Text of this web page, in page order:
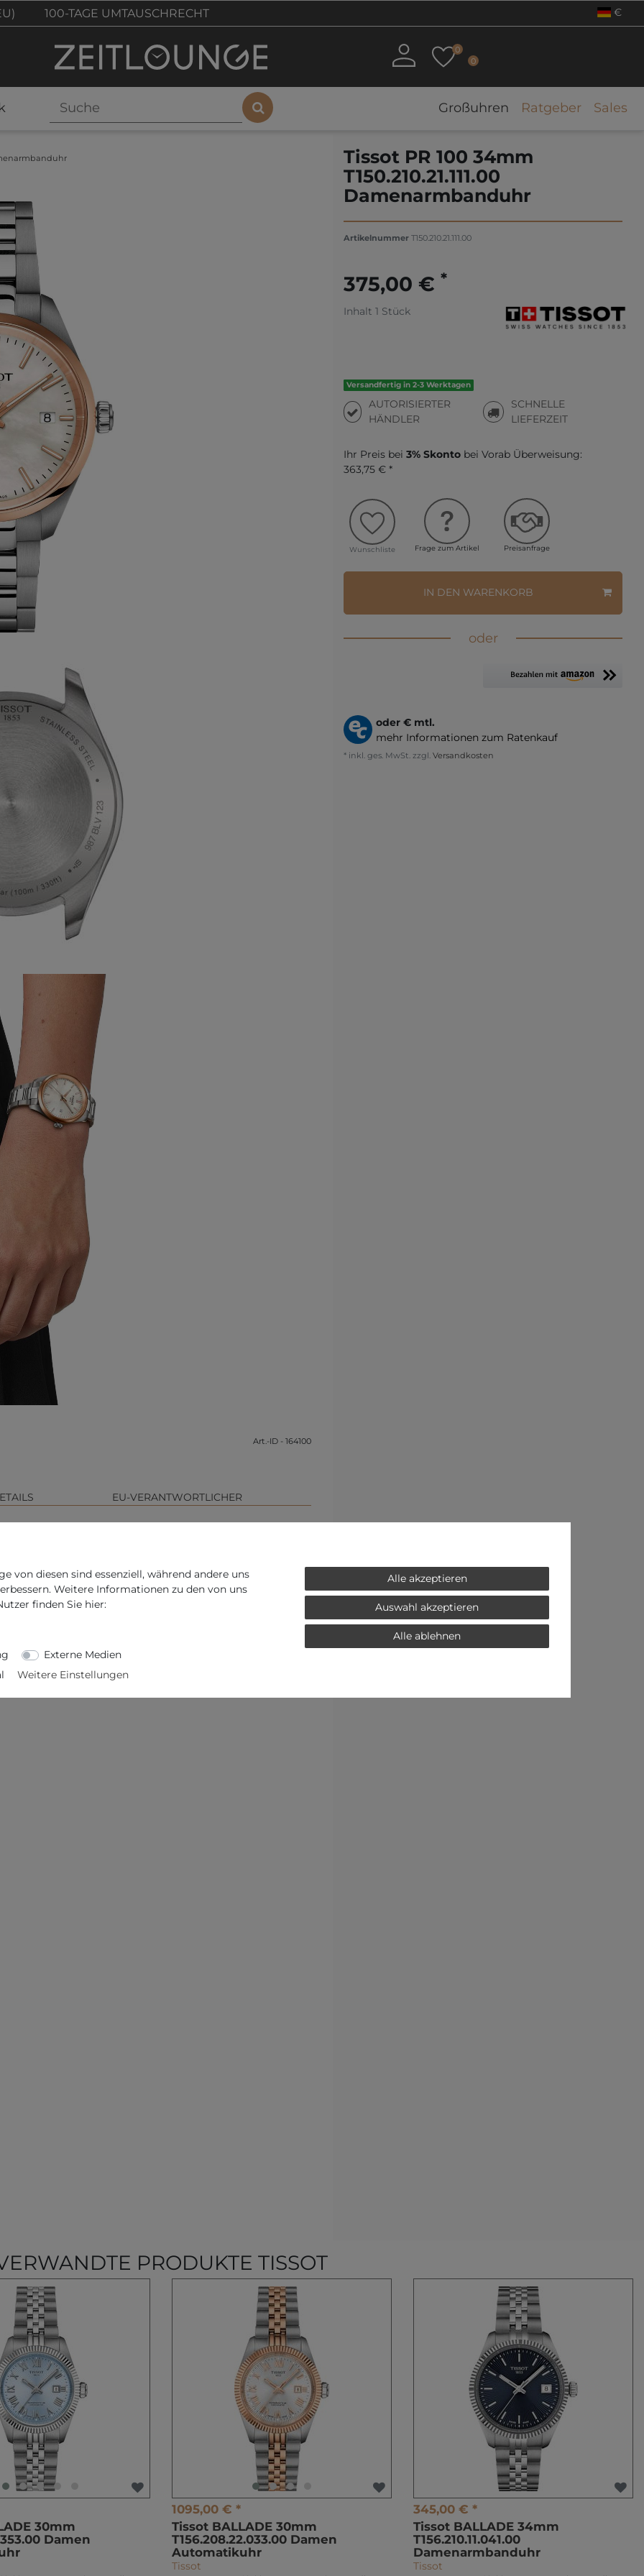
100-TAGE UMTAUSCHRECHT €
0
0
Großuhren Ratgeber Sales
Art.-ID - 164100
EU-VERANTWORTLICHER
Tissot PR 100 34mm
T150.210.21.111.00
Damenarmbanduhr
Artikelnummer T150.210.21.111.00
375,00 € *
Inhalt 1 Stück
Versandfertig in 2-3 Werktagen
AUTORISIERTER
HÄNDLER
SCHNELLE
LIEFERZEIT
Ihr Preis bei 3% Skonto bei Vorab Überweisung:
363,75 € *
Wunschliste Frage zum Artikel Preisanfrage
IN DEN WARENKORB
oder
oder € mtl.
mehr Informationen zum Ratenkauf
* inkl. ges. MwSt. zzgl. Versandkosten
PRODUKTE TISSOT
30mm
Damen
1095,00 € *
Tissot BALLADE 30mm
T156.208.22.033.00 Damen
Automatikuhr
Tissot
345,00 € *
Tissot BALLADE 34mm
T156.210.11.041.00
Damenarmbanduhr
Tissot
von diesen sind essenziell, während andere uns
Weitere Informationen zu den von uns
finden Sie hier:
Externe Medien
Weitere Einstellungen
Alle akzeptieren
Auswahl akzeptieren
Alle ablehnen